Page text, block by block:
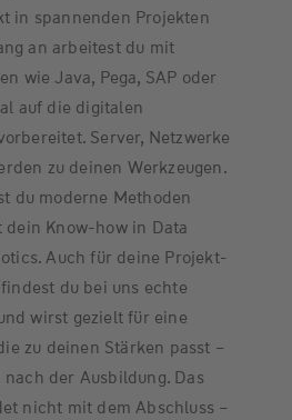
in spannenden Projekten
an arbeitest du mit
wie Java, Pega, SAP oder
auf die digitalen
Server, Netzwerke
zu deinen Werkzeugen.
du moderne Methoden
Know-how in Data
Auch für deine Projekt-
du bei uns echte
wirst gezielt für eine
zu deinen Stärken passt –
der Ausbildung. Das
nicht mit dem Abschluss –